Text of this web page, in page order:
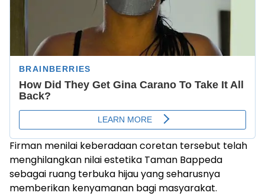
Firman menilai keberadaan coretan tersebut telah
menghilangkan nilai estetika Taman Bappeda
sebagai ruang terbuka hijau yang seharusnya
memberikan kenyamanan bagi masyarakat.